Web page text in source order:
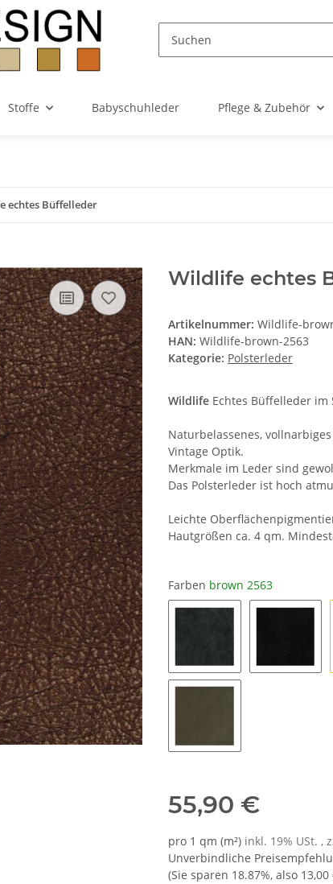
Stoffe Babyschuhleder Pflege & Zubehör
echtes Büffelleder
Wildlife echtes
Artikelnummer: Wildlife-
HAN: Wildlife-brown-2563
Kategorie: Polsterleder
Wildlife Echtes Büffelleder im
Naturbelassenes,
Vintage Optik.
Merkmale im Leder sind
Das Polsterleder ist hoch
Leichte
Hautgrößen ca. 4 qm.
Farben brown 2563
anthracite 1248
55,90 €
pro 1 qm (m²) inkl. 19% USt. ,
Unverbindliche
(Sie sparen 18.87%, also 13,00